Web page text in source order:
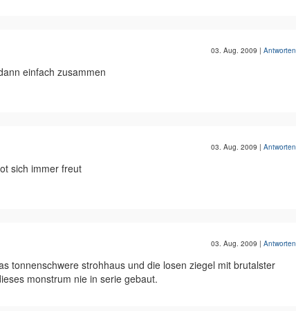
03. Aug. 2009 | Antworten
einfach zusammen
03. Aug. 2009 | Antworten
sich immer freut
03. Aug. 2009 | Antworten
tonnenschwere strohhaus und die losen ziegel mit brutalster
monstrum nie in serie gebaut.